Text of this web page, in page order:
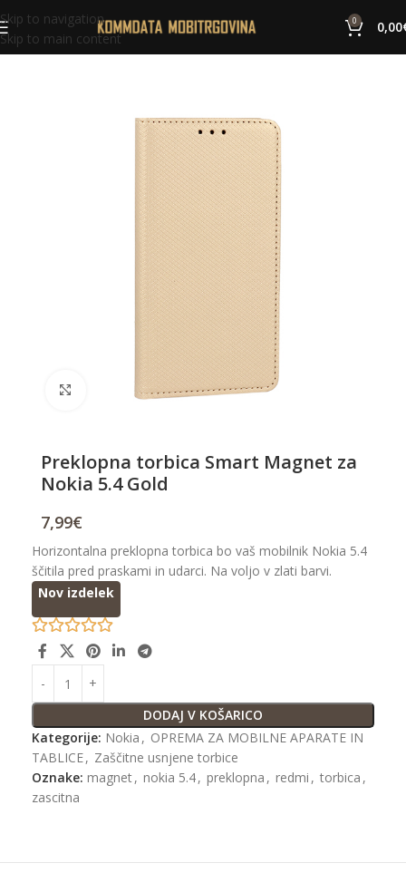
Skip to navigation
Skip to main content
0 0,00
Click to enlarge
Preklopna torbica Smart Magnet za
Nokia 5.4 Gold
7,99€
Horizontalna preklopna torbica bo vaš mobilnik Nokia 5.4
ščitila pred praskami in udarci. Na voljo v zlati barvi.
DODAJ V KOŠARICO
Nov izdelek
Kategorije: Nokia , OPREMA ZA MOBILNE APARATE IN
TABLICE, Zaščitne usnjene torbice
Oznake: magnet, nokia 5.4, preklopna , redmi , torbica ,
zascitna